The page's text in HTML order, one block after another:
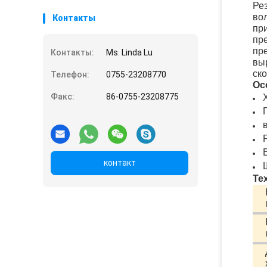
Контакты
Контакты: Ms. Linda Lu
Телефон: 0755-23208770
Факс: 86-0755-23208775
контакт